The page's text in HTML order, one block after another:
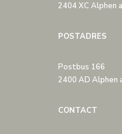
2404 XC Alphen
POSTADRES
Postbus 166
2400 AD Alphen
CONTACT